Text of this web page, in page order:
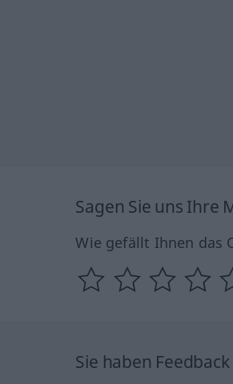
Sagen Sie uns Ihre
Wie gefällt Ihnen das
Sie haben